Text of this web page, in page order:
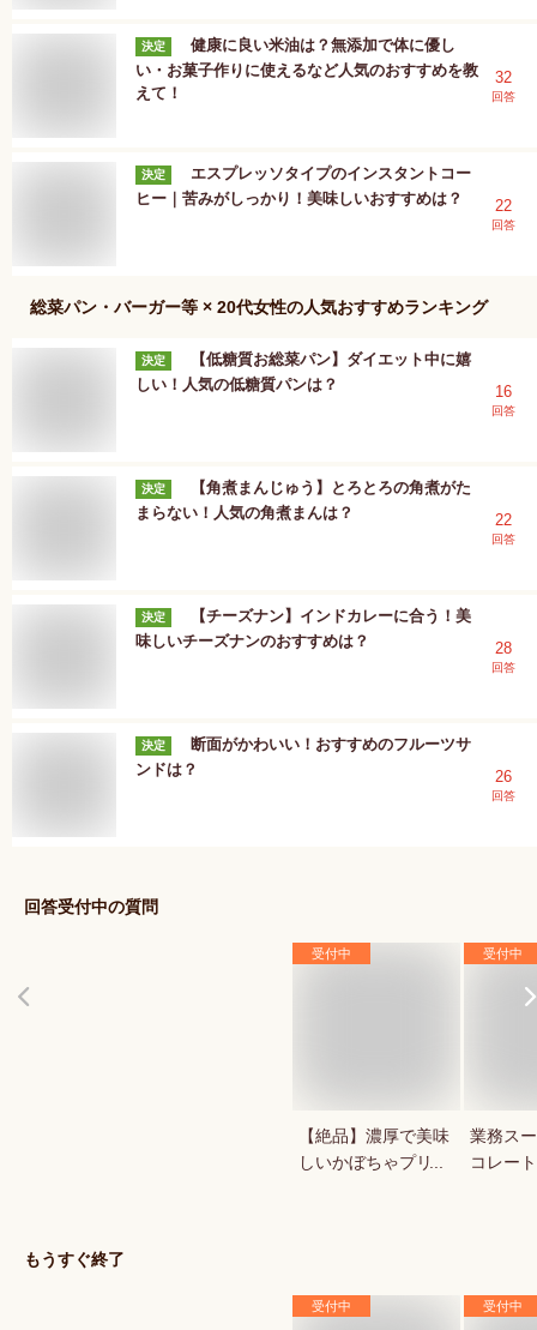
決定
健康に良い米油は？無添加で体に優し
い・お菓子作りに使えるなど人気のおすすめを教
えて！
32
回答
決定
エスプレッソタイプのインスタントコー
ヒー｜苦みがしっかり！美味しいおすすめは？
22
回答
総菜パン・バーガー等 × 20代女性の人気おすすめランキング
決定
【低糖質お総菜パン】ダイエット中に嬉
しい！人気の低糖質パンは？
16
回答
決定
【角煮まんじゅう】とろとろの角煮がた
まらない！人気の角煮まんは？
22
回答
決定
【チーズナン】インドカレーに合う！美
味しいチーズナンのおすすめは？
28
回答
決定
断面がかわいい！おすすめのフルーツサ
ンドは？
26
回答
回答受付中の質問
受付中
【絶品】濃厚で美味
しいかぼちゃプリン
受付中
業務ス
コレー
もうすぐ終了
受付中 受付中